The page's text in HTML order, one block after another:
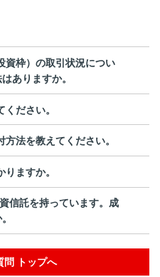
資枠）の取引状況につい
ありますか。
ださい。
法を教えてください。
ますか。
信託を持っています。成
問 トップへ